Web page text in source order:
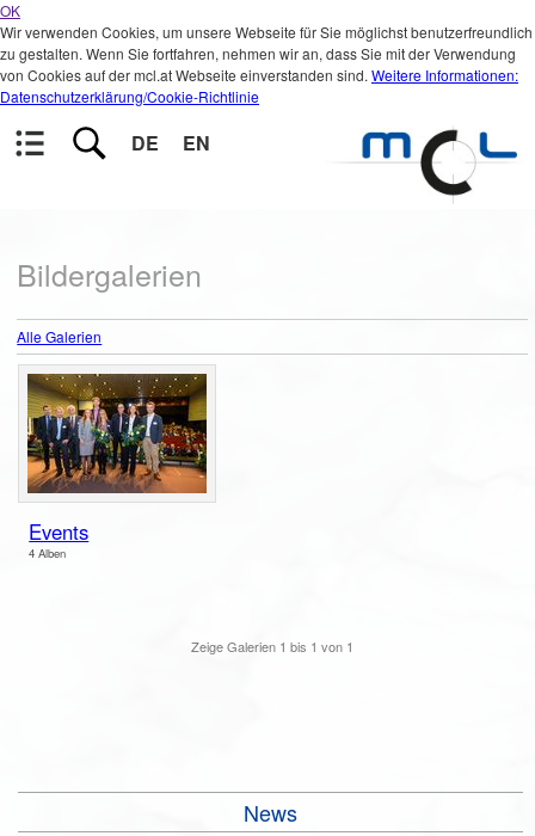
OK
Wir verwenden Cookies, um unsere Webseite für Sie möglichst benutzerfreundlich
zu gestalten. Wenn Sie fortfahren, nehmen wir an, dass Sie mit der Verwendung
von Cookies auf der mcl.at Webseite einverstanden sind. Weitere Informationen:
Datenschutzerklärung/Cookie-Richtlinie
DE EN
Bildergalerien
Alle Galerien
Events
4 Alben
Zeige Galerien 1 bis 1 von 1
News